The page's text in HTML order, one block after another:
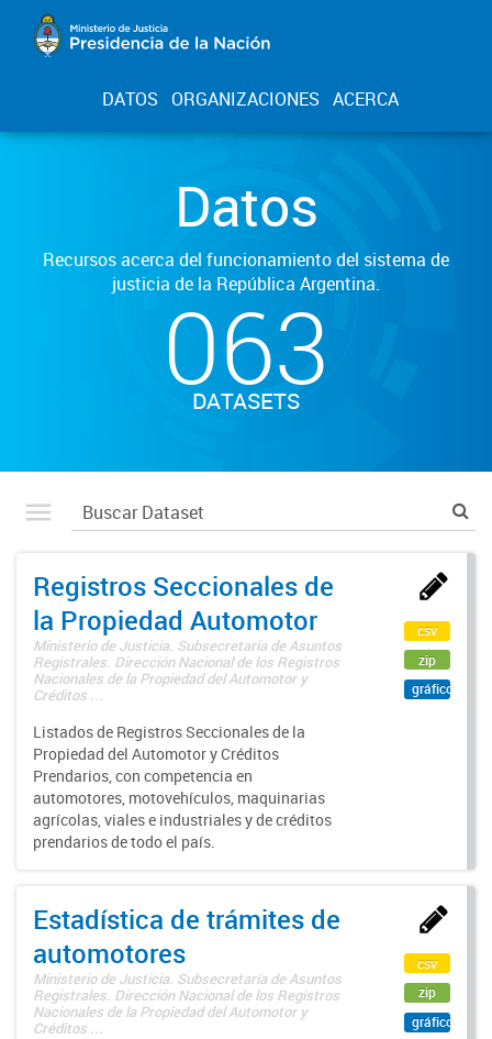
DATOS ORGANIZACIONES ACERCA
Datos
Recursos acerca del funcionamiento del sistema de
justicia de la República Argentina.
063
DATASETS
Registros Seccionales de
la Propiedad Automotor
Ministerio de Justicia. Subsecretaría de Asuntos
Registrales. Dirección Nacional de los Registros
Nacionales de la Propiedad del Automotor y
Créditos ...
Listados de Registros Seccionales de la
Propiedad del Automotor y Créditos
Prendarios, con competencia en
automotores, motovehículos, maquinarias
agrícolas, viales e industriales y de créditos
prendarios de todo el país.
csv
zip
gráfico
Estadística de trámites de
automotores
Ministerio de Justicia. Subsecretaría de Asuntos
Registrales. Dirección Nacional de los Registros
Nacionales de la Propiedad del Automotor y
Créditos ...
csv
zip
gráfico